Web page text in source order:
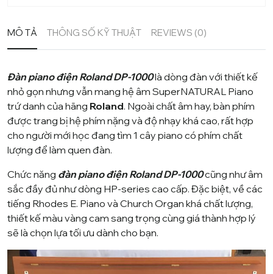
MÔ TẢ THÔNG SỐ KỸ THUẬT REVIEWS (0)
Đàn piano điện Roland DP-1000là dòng đàn với thiết kế
nhỏ gọn nhưng vẫn mang hệ âm SuperNATURAL Piano
trứ danh của hãng Roland. Ngoài chất âm hay, bàn phím
được trang bị hệ phím nặng và độ nhạy khá cao, rất hợp
cho người mới học đang tìm 1 cây piano có phím chất
lượng để làm quen đàn.
Chức năng đàn piano điện Roland DP-1000cũng như âm
sắc đầy đủ như dòng HP-series cao cấp. Đặc biệt, về các
tiếng Rhodes E. Piano và Church Organ khá chất lượng,
thiết kế màu vàng cam sang trọng cùng giá thành hợp lý
sẽ là chọn lựa tối ưu dành cho bạn.